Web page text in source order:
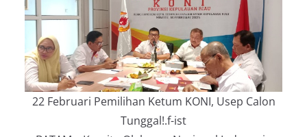
22 Februari Pemilihan Ketum KONI, Usep Calon
Tunggal!.f-ist